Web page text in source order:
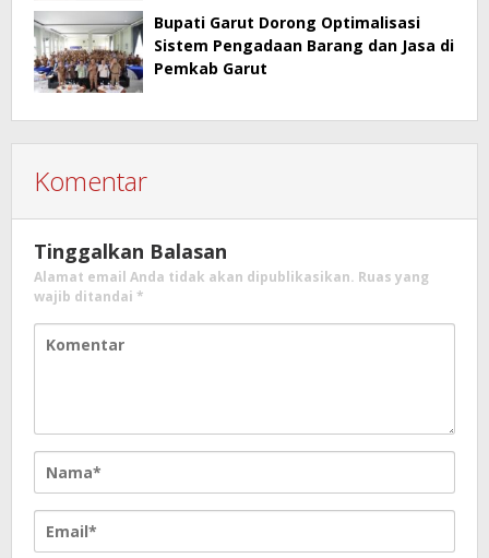
Bupati Garut Dorong Optimalisasi
Sistem Pengadaan Barang dan Jasa di
Pemkab Garut
Komentar
Tinggalkan Balasan
Alamat email Anda tidak akan dipublikasikan. Ruas yang
wajib ditandai *